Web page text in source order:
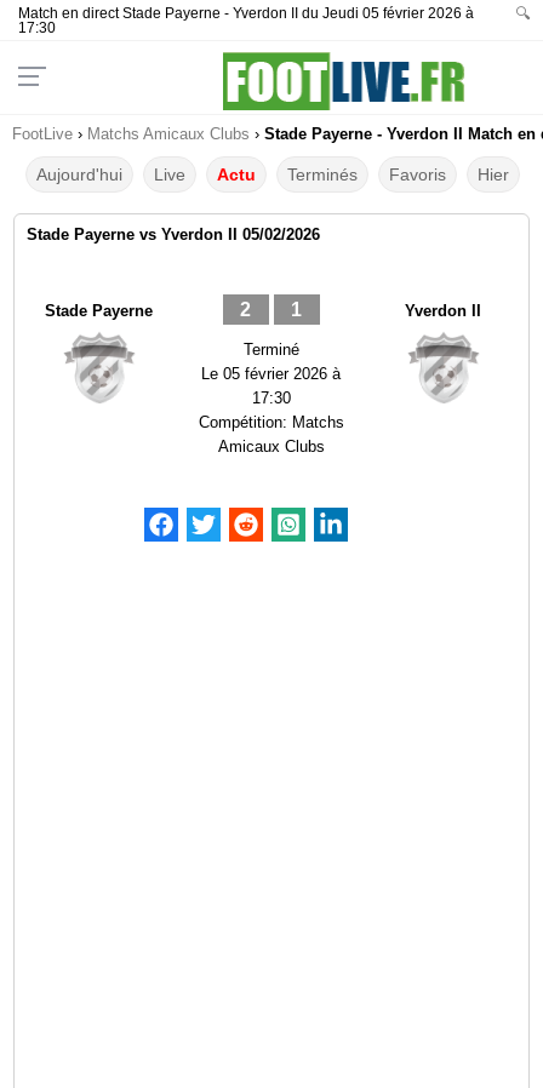
Match en direct Stade Payerne - Yverdon II du Jeudi 05 février 2026 à
17:30
🔍
FootLive › Matchs Amicaux Clubs › Stade Payerne - Yverdon II Match en
Aujourd'hui Live Actu Terminés Favoris Hier
Stade Payerne vs Yverdon II 05/02/2026
Stade Payerne 2 1
Terminé
Le05 février 2026 à
17:30
Compétition: Matchs
Amicaux Clubs
Yverdon II